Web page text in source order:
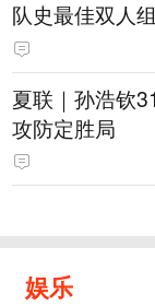
队史最佳双人
夏联｜孙浩钦
攻防定胜局
娱乐